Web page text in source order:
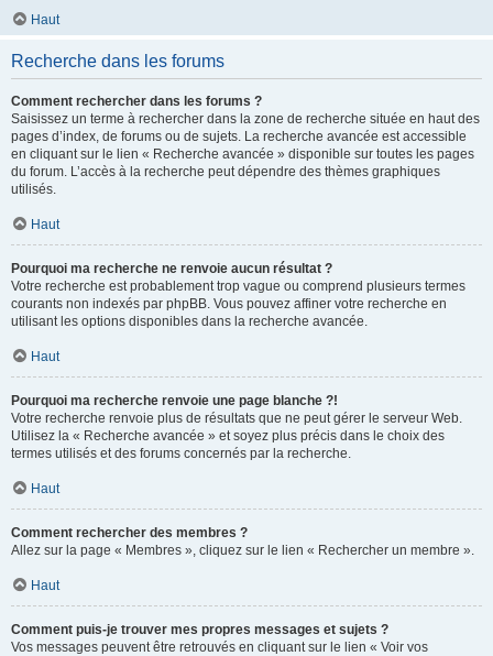
Haut
Recherche dans les forums
Comment rechercher dans les forums ?
Saisissez un terme à rechercher dans la zone de recherche située en haut des
pages d’index, de forums ou de sujets. La recherche avancée est accessible
en cliquant sur le lien « Recherche avancée » disponible sur toutes les pages
du forum. L’accès à la recherche peut dépendre des thèmes graphiques
utilisés.
Haut
Pourquoi ma recherche ne renvoie aucun résultat ?
Votre recherche est probablement trop vague ou comprend plusieurs termes
courants non indexés par phpBB. Vous pouvez affiner votre recherche en
utilisant les options disponibles dans la recherche avancée.
Haut
Pourquoi ma recherche renvoie une page blanche ?!
Votre recherche renvoie plus de résultats que ne peut gérer le serveur Web.
Utilisez la « Recherche avancée » et soyez plus précis dans le choix des
termes utilisés et des forums concernés par la recherche.
Haut
Comment rechercher des membres ?
Allez sur la page « Membres », cliquez sur le lien « Rechercher un membre ».
Haut
Comment puis-je trouver mes propres messages et sujets ?
Vos messages peuvent être retrouvés en cliquant sur le lien « Voir vos